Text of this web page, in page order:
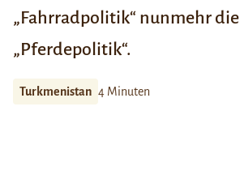
„Fahrradpolitik“ nunmehr die
„Pferdepolitik“.
Turkmenistan 4 Minuten